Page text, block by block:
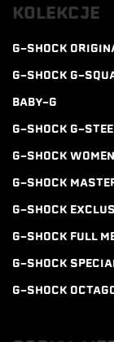
KOLEKCJE
G-SHOCK
G-SHOCK G-
BABY-G
G-SHOCK G-
G-SHOCK WOMEN
G-SHOCK
G-SHOCK
G-SHOCK FULL
G-SHOCK
G-SHOCK